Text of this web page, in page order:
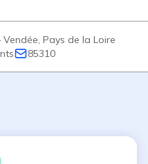
Vendée Pays de la Loire
85310